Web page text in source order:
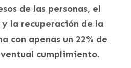
de las personas, el
la recuperación de la
con apenas un 22% de
cumplimiento.